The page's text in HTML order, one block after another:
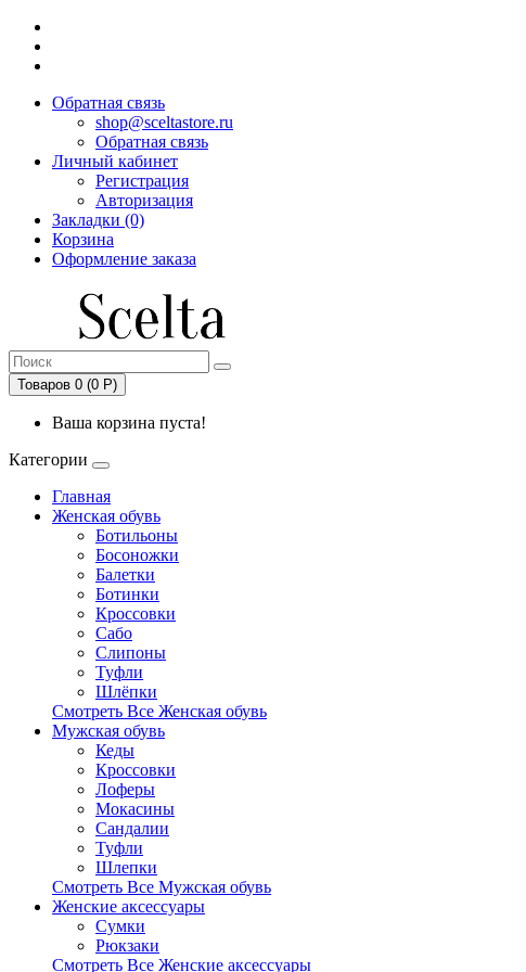
Обратная связь
shop@sceltastore.ru
Обратная связь
Личный кабинет
Регистрация
Авторизация
Закладки (0)
Корзина
Оформление заказа
Товаров 0 (0 Р)
Ваша корзина пуста!
Категории
Главная
Женская обувь
Ботильоны
Босоножки
Балетки
Ботинки
Кроссовки
Сабо
Слипоны
Туфли
Шлёпки
Смотреть Все Женская обувь
Мужская обувь
Кеды
Кроссовки
Лоферы
Мокасины
Сандалии
Туфли
Шлепки
Смотреть Все Мужская обувь
Женские аксессуары
Сумки
Рюкзаки
Смотреть Все Женские аксессуары